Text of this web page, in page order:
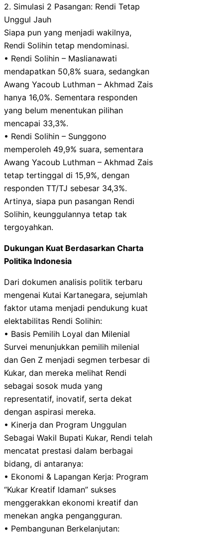
2. Simulasi 2 Pasangan: Rendi Tetap
Unggul Jauh
Siapa pun yang menjadi wakilnya,
Rendi Solihin tetap mendominasi.
• Rendi Solihin – Maslianawati
mendapatkan 50,8% suara, sedangkan
Awang Yacoub Luthman – Akhmad Zais
hanya 16,0%. Sementara responden
yang belum menentukan pilihan
mencapai 33,3%.
• Rendi Solihin – Sunggono
memperoleh 49,9% suara, sementara
Awang Yacoub Luthman – Akhmad Zais
tetap tertinggal di 15,9%, dengan
responden TT/TJ sebesar 34,3%.
Artinya, siapa pun pasangan Rendi
Solihin, keunggulannya tetap tak
tergoyahkan.
Dukungan Kuat Berdasarkan Charta
Politika Indonesia
Dari dokumen analisis politik terbaru
mengenai Kutai Kartanegara, sejumlah
faktor utama menjadi pendukung kuat
elektabilitas Rendi Solihin:
• Basis Pemilih Loyal dan Milenial
Survei menunjukkan pemilih milenial
dan Gen Z menjadi segmen terbesar di
Kukar, dan mereka melihat Rendi
sebagai sosok muda yang
representatif, inovatif, serta dekat
dengan aspirasi mereka.
• Kinerja dan Program Unggulan
Sebagai Wakil Bupati Kukar, Rendi telah
mencatat prestasi dalam berbagai
bidang, di antaranya:
• Ekonomi & Lapangan Kerja: Program
“Kukar Kreatif Idaman” sukses
menggerakkan ekonomi kreatif dan
menekan angka pengangguran.
• Pembangunan Berkelanjutan: